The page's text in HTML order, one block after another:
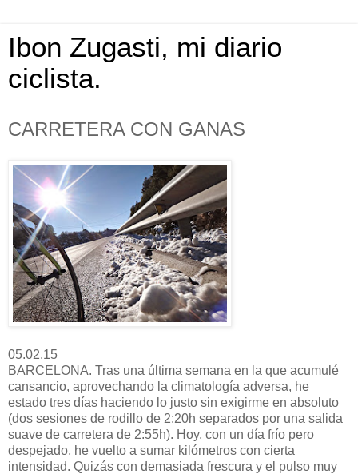
Ibon Zugasti, mi diario
ciclista.
CARRETERA CON GANAS
05.02.15
BARCELONA. Tras una última semana en la que acumulé
cansancio, aprovechando la climatología adversa, he
estado tres días haciendo lo justo sin exigirme en absoluto
(dos sesiones de rodillo de 2:20h separados por una salida
suave de carretera de 2:55h). Hoy, con un día frío pero
despejado, he vuelto a sumar kilómetros con cierta
intensidad. Quizás con demasiada frescura y el pulso muy